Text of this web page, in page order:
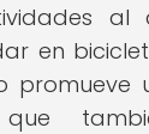
al
en
promueve